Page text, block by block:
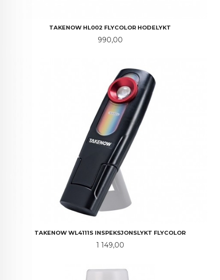
TAKENOW HL002 FLYCOLOR HODELYKT
Pris
990,00
TAKENOW WL4111S INSPEKSJONSLYKT FLYCOLOR
Pris
1 149,00